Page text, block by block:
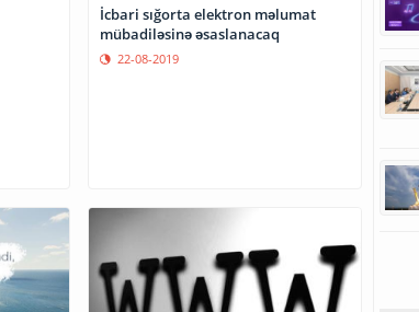
İcbari sığorta elektron məlumat
mübadiləsinə əsaslanacaq
22-08-2019